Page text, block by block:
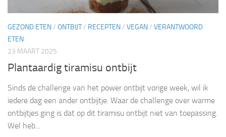
GEZOND ETEN/ ONTBIJT/ RECEPTEN/ VEGAN/ VERANTWOORD
ETEN
23 MAART 2025
Plantaardig tiramisu ontbijt
Sinds de challenge van het power ontbijt vorige week, wil ik
iedere dag een ander ontbijtje. Waar de challenge over warme
ontbijtjes ging is dat op dit tiramisu ontbijt niet van toepassing.
Wel heb...